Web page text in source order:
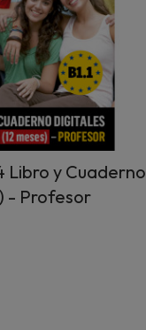
Libro y Cuaderno
- Profesor